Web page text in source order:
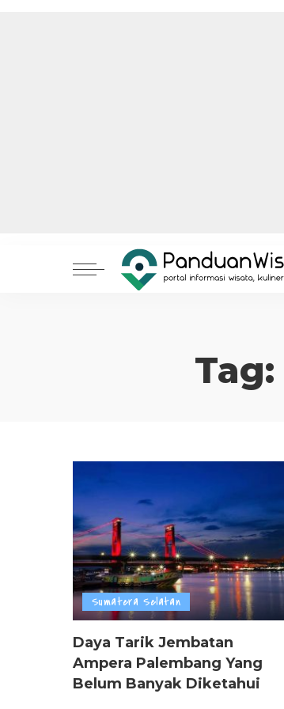
Tag:
Sumatera Selatan
Daya Tarik Jembatan
Ampera Palembang Yang
Belum Banyak Diketahui